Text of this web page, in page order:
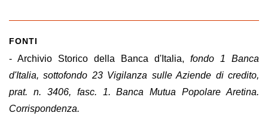
FONTI
- Archivio Storico della Banca d'Italia, fondo 1 Banca
d'Italia, sottofondo 23 Vigilanza sulle Aziende di credito,
prat. n. 3406, fasc. 1. Banca Mutua Popolare Aretina.
Corrispondenza.